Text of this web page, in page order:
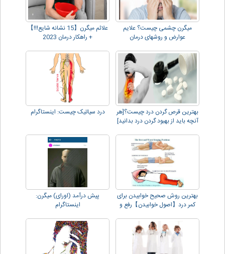
میگرن چشمی چیست؟ علایم
عوارض و روشهای درمان
علائم میگرن【15 نشانه شایع!!!】
+ راهکار درمان 2023
بهترین قرص گردن درد چیست؟[هر
آنچه باید از بهبود گردن درد بدانید]
درد سیاتیک چیست: اینستاگرام
بهترین روش صحیح خوابیدن برای
کمر درد【اصول خوابیدن】رفع و
پیش درآمد (اورای) میگرن:
اینستاگرام